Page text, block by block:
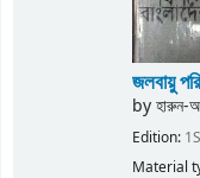
জলবায়ু
byহারুন-
Edition:
Material